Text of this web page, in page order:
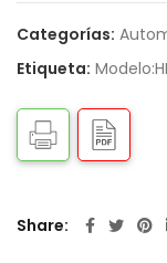
Categorías:
Etiqueta:
Share